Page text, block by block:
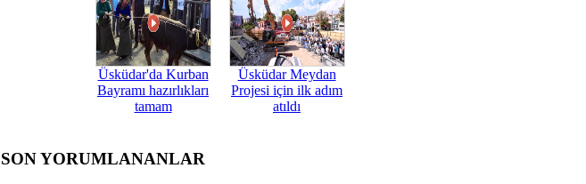
Üsküdar'da Kurban
Bayramı hazırlıkları
tamam
Üsküdar Meydan
Projesi için ilk adım
atıldı
SON YORUMLANANLAR